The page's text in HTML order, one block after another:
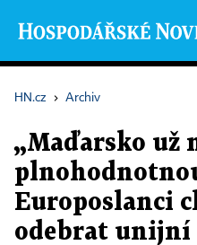
HN.cz › Archiv
„Maďarsko už
Europoslanci
odebrat unijní